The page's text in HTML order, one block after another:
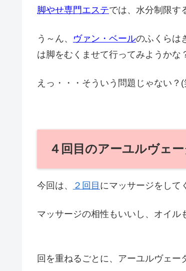
脚やせ専門エステでは、水分制限す
う～ん、 ヴァン・ベールのふくらは
は脚をむくませて行ってみようかな
えっ・・・そういう問題じゃない？(
４回目のアーユルヴェ
今回は、 ２回目 にマッサージをして
マッサージの相性もいいし、オイ
回を重ねるごとに、アーユルヴェー